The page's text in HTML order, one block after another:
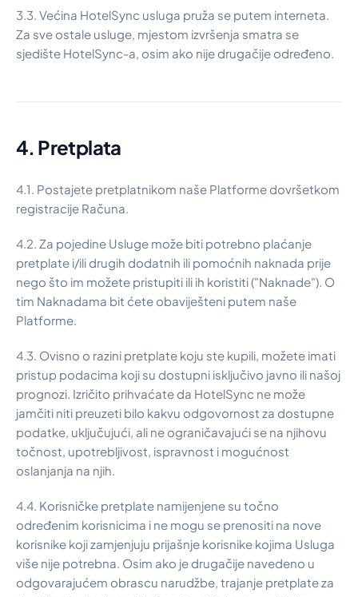
3.3. Većina HotelSync usluga pruža se putem interneta.
Za sve ostale usluge, mjestom izvršenja smatra se
sjedište HotelSync-a, osim ako nije drugačije određeno.
4. Pretplata
4.1. Postajete pretplatnikom naše Platforme dovršetkom
registracije Računa.
4.2. Za pojedine Usluge može biti potrebno plaćanje
pretplate i/ili drugih dodatnih ili pomoćnih naknada prije
nego što im možete pristupiti ili ih koristiti ("Naknade"). O
tim Naknadama bit ćete obaviješteni putem naše
Platforme.
4.3. Ovisno o razini pretplate koju ste kupili, možete imati
pristup podacima koji su dostupni isključivo javno ili našoj
prognozi. Izričito prihvaćate da HotelSync ne može
jamčiti niti preuzeti bilo kakvu odgovornost za dostupne
podatke, uključujući, ali ne ograničavajući se na njihovu
točnost, upotrebljivost, ispravnost i mogućnost
oslanjanja na njih.
4.4. Korisničke pretplate namijenjene su točno
određenim korisnicima i ne mogu se prenositi na nove
korisnike koji zamjenjuju prijašnje korisnike kojima Usluga
više nije potrebna. Osim ako je drugačije navedeno u
odgovarajućem obrascu narudžbe, trajanje pretplate za